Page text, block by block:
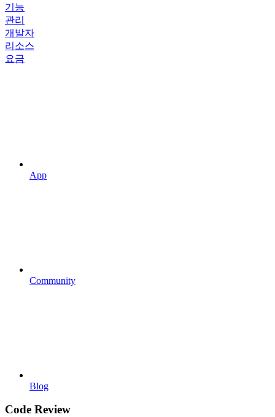
기능
관리
개발자
리소스
요금
App
Community
Blog
Code Review